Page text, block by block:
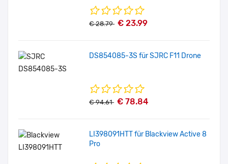
€ 28.79 € 23.99
DS854085-3S für SJRC F11 Drone
€ 94.61 € 78.84
LI398091HTT für Blackview Active 8
Pro